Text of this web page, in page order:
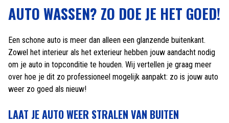
AUTO WASSEN? ZO DOE JE HET GOED!
Een schone auto is meer dan alleen een glanzende buitenkant.
Zowel het interieur als het exterieur hebben jouw aandacht nodig
om je auto in topconditie te houden. Wij vertellen je graag meer
over hoe je dit zo professioneel mogelijk aanpakt: zo is jouw auto
weer zo goed als nieuw!
LAAT JE AUTO WEER STRALEN VAN BUITEN